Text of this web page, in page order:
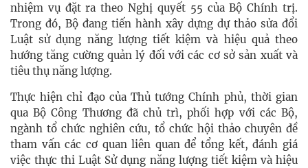
nhiệm vụ đặt ra theo Nghị quyết 55 của Bộ Chính trị.
Trong đó, Bộ đang tiến hành xây dựng dự thảo sửa đổi
Luật sử dụng năng lượng tiết kiệm và hiệu quả theo
hướng tăng cường quản lý đối với các cơ sở sản xuất và
tiêu thụ năng lượng.
Thực hiện chỉ đạo của Thủ tướng Chính phủ, thời gian
qua Bộ Công Thương đã chủ trì, phối hợp với các Bộ,
ngành tổ chức nghiên cứu, tổ chức hội thảo chuyên đề
tham vấn các cơ quan liên quan để tổng kết, đánh giá
việc thực thi Luật Sử dụng năng lượng tiết kiệm và hiệu